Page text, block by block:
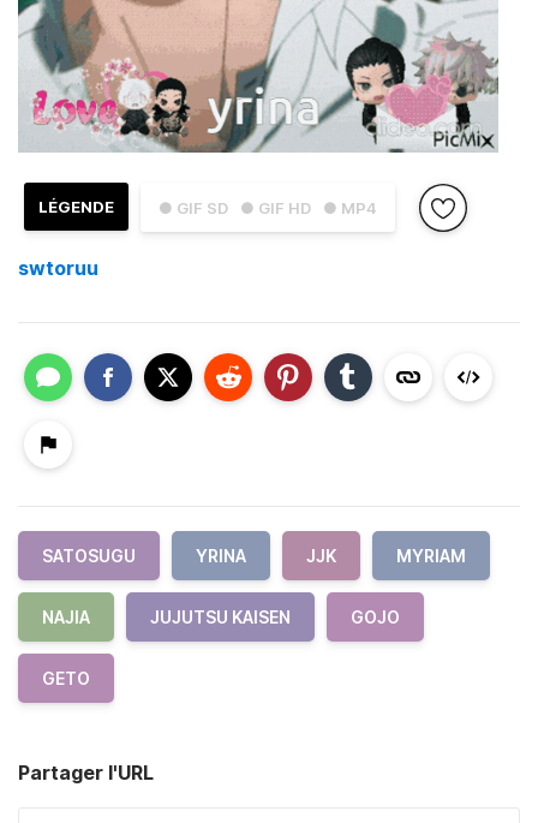
● GIF SD ● GIF HD ● MP4
LÉGENDE
swtoruu
SATOSUGU YRINA JJK MYRIAM
NAJIA JUJUTSU KAISEN GOJO
GETO
Partager l'URL